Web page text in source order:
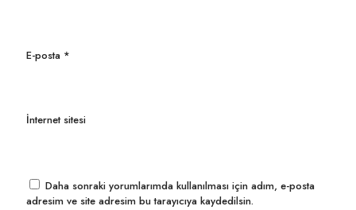
E-posta *
İnternet sitesi
Daha sonraki yorumlarımda kullanılması için adım, e-posta
adresim ve site adresim bu tarayıcıya kaydedilsin.